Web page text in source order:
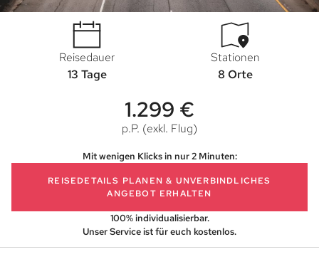
Reisedauer
13 Tage
Stationen
8 Orte
1.299 €
p.P. (exkl. Flug)
Mit wenigen Klicks in nur 2 Minuten:
REISEDETAILS PLANEN& UNVERBINDLICHES
ANGEBOT ERHALTEN
100% individualisierbar.
Unser Service ist für euch kostenlos.